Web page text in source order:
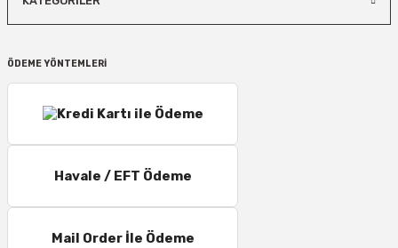
ÖDEME YÖNTEMLERİ
Havale / EFT Ödeme
Mail Order İle Ödeme